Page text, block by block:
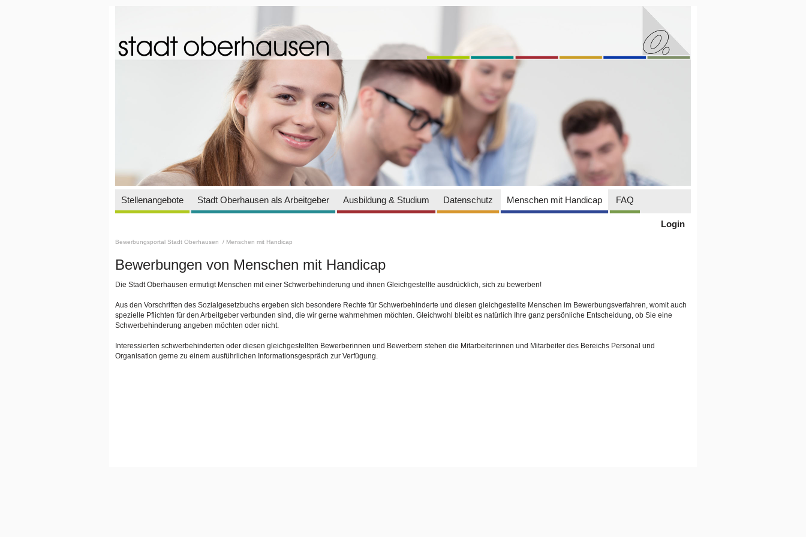
Stellenangebote Stadt Oberhausen als Arbeitgeber Ausbildung & Studium Datenschutz Menschen mit Handicap FAQ
Login
Bewerbungsportal Stadt Oberhausen / Menschen mit Handicap
Bewerbungen von Menschen mit Handicap
Die Stadt Oberhausen ermutigt Menschen mit einer Schwerbehinderung und ihnen Gleichgestellte ausdrücklich, sich zu bewerben!
Aus den Vorschriften des Sozialgesetzbuchs ergeben sich besondere Rechte für Schwerbehinderte und diesen gleichgestellte Menschen im Bewerbungsverfahren, womit auch
spezielle Pflichten für den Arbeitgeber verbunden sind, die wir gerne wahrnehmen möchten. Gleichwohl bleibt es natürlich Ihre ganz persönliche Entscheidung, ob Sie eine
Schwerbehinderung angeben möchten oder nicht.
Interessierten schwerbehinderten oder diesen gleichgestellten Bewerberinnen und Bewerbern stehen die Mitarbeiterinnen und Mitarbeiter des Bereichs Personal und
Organisation gerne zu einem ausführlichen Informationsgespräch zur Verfügung.